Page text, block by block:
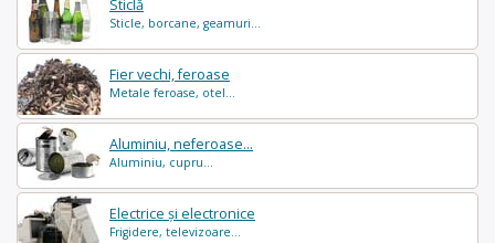
Sticlă
Sticle, borcane, geamuri...
Fier vechi, feroase
Metale feroase, otel...
Aluminiu, neferoase...
Aluminiu, cupru...
Electrice și electronice
Frigidere, televizoare...